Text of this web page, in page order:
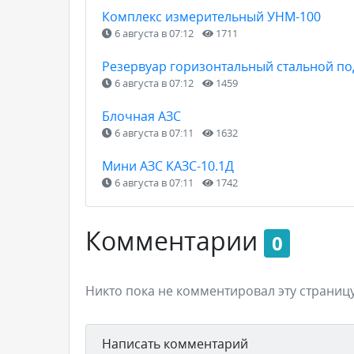
Комплекс измерительный УНМ-100
6 августа в 07:12 1711
Резервуар горизонтальный стальной
6 августа в 07:12 1459
Блочная АЗС
6 августа в 07:11 1632
Мини АЗС КАЗС-10.1Д
6 августа в 07:11 1742
Комментарии 0
Никто пока не комментировал эту
Написать комментарий